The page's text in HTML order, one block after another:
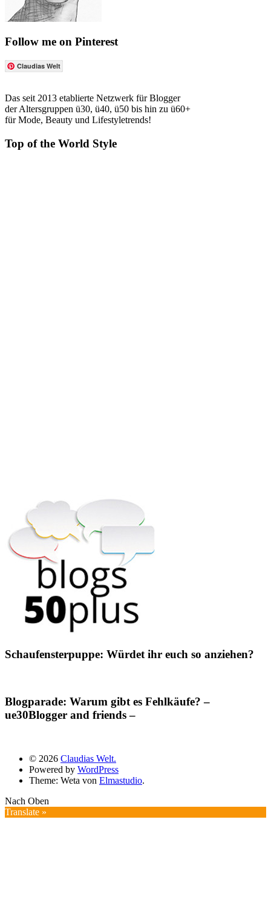
Follow me on Pinterest
Claudias Welt
Das seit 2013 etablierte Netzwerk für Blogger
der Altersgruppen ü30, ü40, ü50 bis hin zu ü60+
für Mode, Beauty und Lifestyletrends!
Top of the World Style
Schaufensterpuppe: Würdet ihr euch so anziehen?
Blogparade: Warum gibt es Fehlkäufe? –
ue30Blogger and friends –
© 2026 Claudias Welt.
Powered by WordPress
Theme: Weta von Elmastudio.
Nach Oben
Translate »